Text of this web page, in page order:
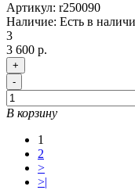
Артикул: r250090
Наличие: Есть в
3
3 600 р.
+
-
В корзину
1
2
>
>|